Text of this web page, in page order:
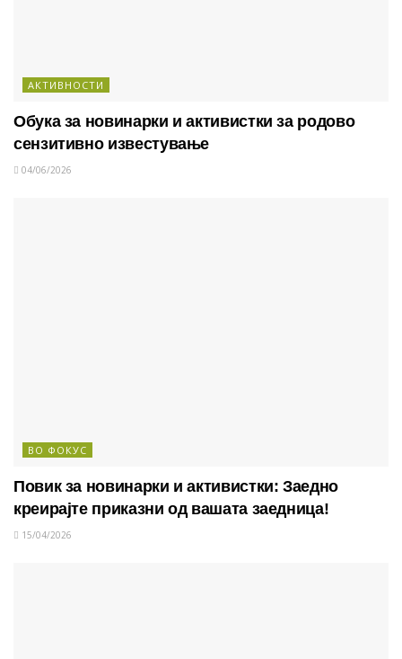
АКТИВНОСТИ
Обука за новинарки и активистки за родово
сензитивно известување
04/06/2026
ВО ФОКУС
Повик за новинарки и активистки: Заедно
креирајте приказни од вашата заедница!
15/04/2026